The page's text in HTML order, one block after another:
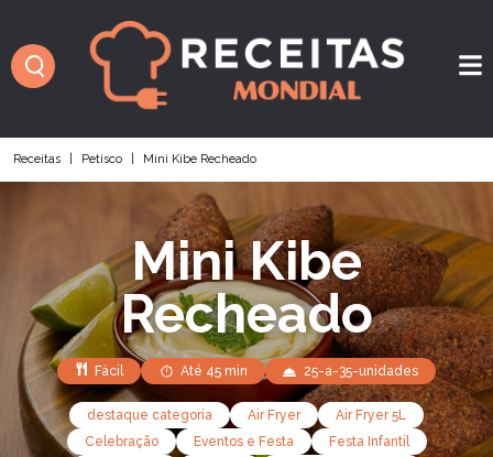
Receitas Petisco Mini Kibe Recheado
Mini Kibe
Recheado
Fácil Até 45 min 25-a-35-unidades
destaque categoria Air Fryer
Air Fryer 5L
Celebração
Eventos e Festa
Festa Infantil